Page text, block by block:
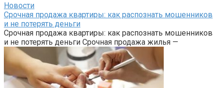
Новости
Срочная продажа квартиры: как распознать мошенников
и не потерять деньги
Срочная продажа квартиры: как распознать мошенников
и не потерять деньги Срочная продажа жилья —